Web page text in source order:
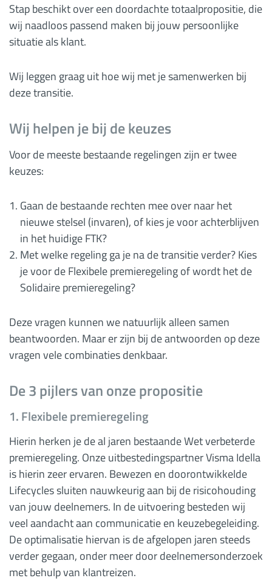
Stap beschikt over een doordachte totaalpropositie, die
wij naadloos passend maken bij jouw persoonlijke
situatie als klant.
Wij leggen graag uit hoe wij met je samenwerken bij
deze transitie.
Wij helpen je bij de keuzes
Voor de meeste bestaande regelingen zijn er twee
keuzes:
Gaan de bestaande rechten mee over naar het
nieuwe stelsel (invaren), of kies je voor achterblijven
in het huidige FTK?
Met welke regeling ga je na de transitie verder? Kies
je voor de Flexibele premieregeling of wordt het de
Solidaire premieregeling?
Deze vragen kunnen we natuurlijk alleen samen
beantwoorden. Maar er zijn bij de antwoorden op deze
vragen vele combinaties denkbaar.
De 3 pijlers van onze propositie
1. Flexibele premieregeling
Hierin herken je de al jaren bestaande Wet verbeterde
premieregeling. Onze uitbestedingspartner Visma Idella
is hierin zeer ervaren. Bewezen en doorontwikkelde
Lifecycles sluiten nauwkeurig aan bij de risicohouding
van jouw deelnemers. In de uitvoering besteden wij
veel aandacht aan communicatie en keuzebegeleiding.
De optimalisatie hiervan is de afgelopen jaren steeds
verder gegaan, onder meer door deelnemersonderzoek
met behulp van klantreizen.